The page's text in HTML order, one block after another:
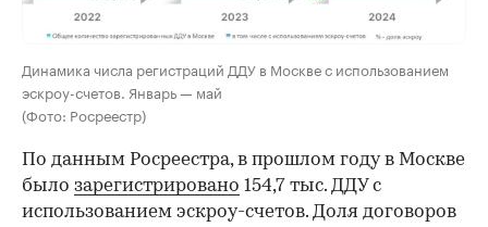
Динамика числа регистраций ДДУ в Москве с использованием
эскроу-счетов. Январь — май
(Фото: Росреестр)
По данным Росреестра, в прошлом году в Москве
было зарегистрировано 154,7 тыс. ДДУ с
использованием эскроу-счетов. Доля договоров